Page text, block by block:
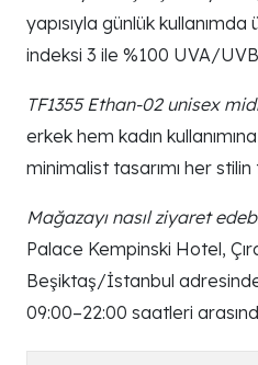
yapısıyla günlük
indeksi 3 ile %100 UVA/
TF1355 Ethan-02 unisex
erkek hem kadın
minimalist tasarımı her stilin
Mağazayı nasıl ziyaret
Palace Kempinski Hotel,
Beşiktaş/İstanbul
09:00–22:00 saatleri